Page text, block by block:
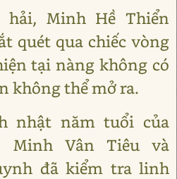
Minh Hề Thiển
quét qua chiếc vòng
tại nàng không có
không thể mở ra.
nhật năm tuổi của
Minh Vân Tiêu và
đã kiểm tra linh